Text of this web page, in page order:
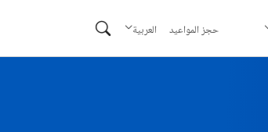
حجز المواعيد العربية